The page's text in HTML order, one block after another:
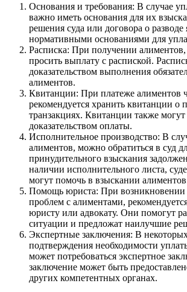
Основания и требования: В случае
важно иметь основания для их
решения суда или договора о разводе
нормативными основаниями для
Расписка: При получении
просить выплату с распиской.
доказательством выполнения
алиментов.
Квитанции: При платеже алиментов
рекомендуется хранить квитанции о
транзакциях. Квитанции также
доказательством оплаты.
Исполнительное производство: В
алиментов, можно обратиться в суд
принудительного взыскания
наличии исполнительного листа,
могут помочь в взыскании
Помощь юриста: При возникновении
проблем с алиментами,
юристу или адвокату. Они помогут
ситуации и предложат наилучшие
Экспертные заключения: В
подтверждения необходимости
может потребоваться экспертное
заключение может быть
других компетентных органах.